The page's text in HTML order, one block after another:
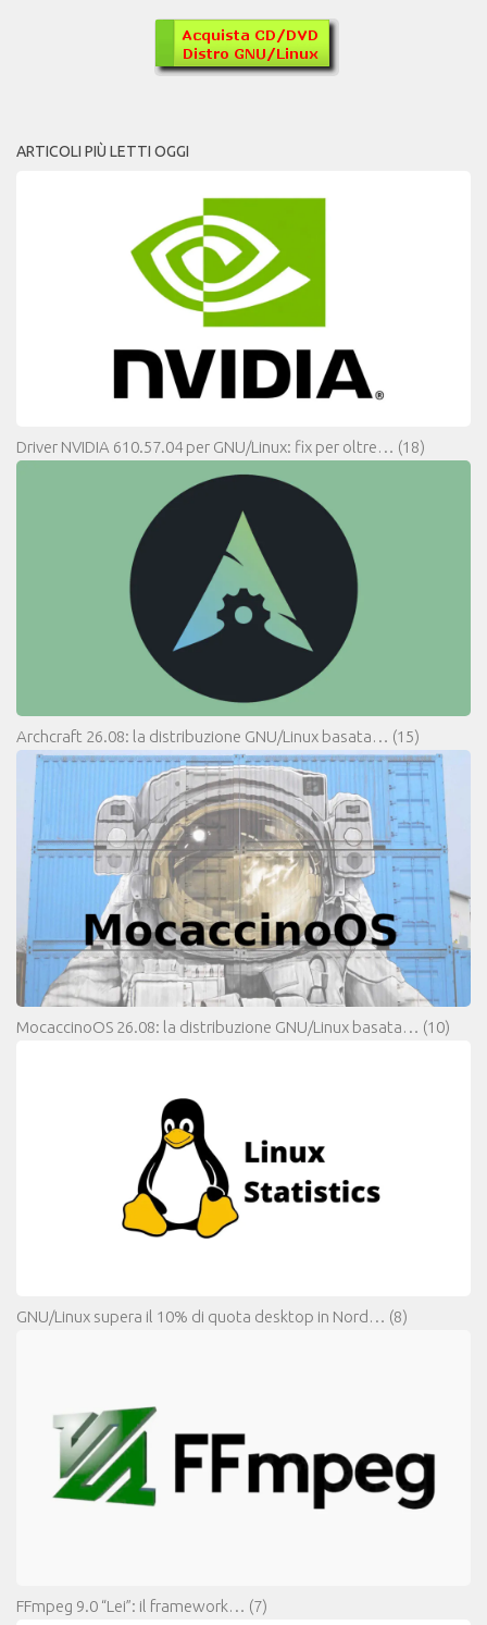
ARTICOLI PIÙ LETTI OGGI
Driver NVIDIA 610.57.04 per GNU/Linux: fix per oltre… (18)
Archcraft 26.08: la distribuzione GNU/Linux basata… (15)
MocaccinoOS 26.08: la distribuzione GNU/Linux basata… (10)
GNU/Linux supera il 10% di quota desktop in Nord… (8)
FFmpeg 9.0 “Lei”: il framework… (7)